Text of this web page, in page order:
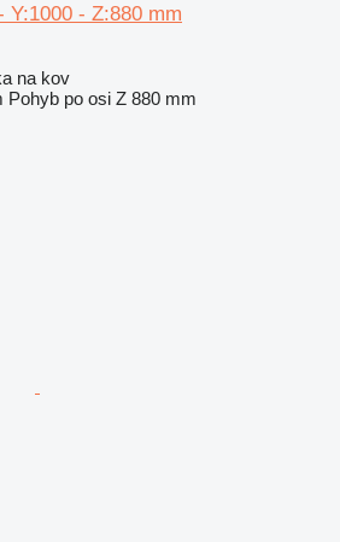
Y:1000 - Z:880 mm
na kov
Pohyb po osi Z 880 mm